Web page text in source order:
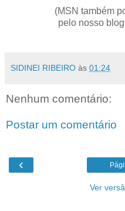
(MSN também
pelo nosso
SIDINEI RIBEIRO às 01:24
Nenhum comentário:
Postar um comentário
‹
Ver